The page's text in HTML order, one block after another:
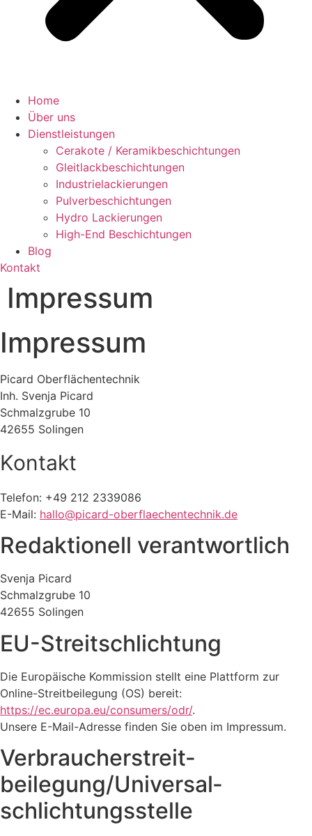
Home
Über uns
Dienstleistungen
Cerakote / Keramikbeschichtungen
Gleitlackbeschichtungen
Industrielackierungen
Pulverbeschichtungen
Hydro Lackierungen
High-End Beschichtungen
Blog
Kontakt
Impressum
Impressum
Picard Oberflächentechnik
Inh. Svenja Picard
Schmalzgrube 10
42655 Solingen
Kontakt
Telefon: +49 212 2339086
E-Mail: hallo@picard-oberflaechentechnik.de
Redaktionell verantwortlich
Svenja Picard
Schmalzgrube 10
42655 Solingen
EU-Streitschlichtung
Die Europäische Kommission stellt eine Plattform zur
Online-Streitbeilegung (OS) bereit:
https://ec.europa.eu/consumers/odr/.
Unsere E-Mail-Adresse finden Sie oben im Impressum.
Verbraucher­streit­
beilegung/Universal­
schlichtungs­stelle